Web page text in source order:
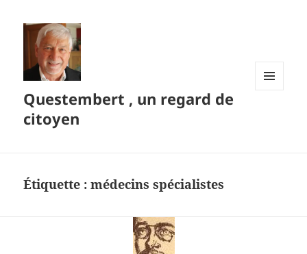
Questembert , un regard de
citoyen
Étiquette :médecins spécialistes